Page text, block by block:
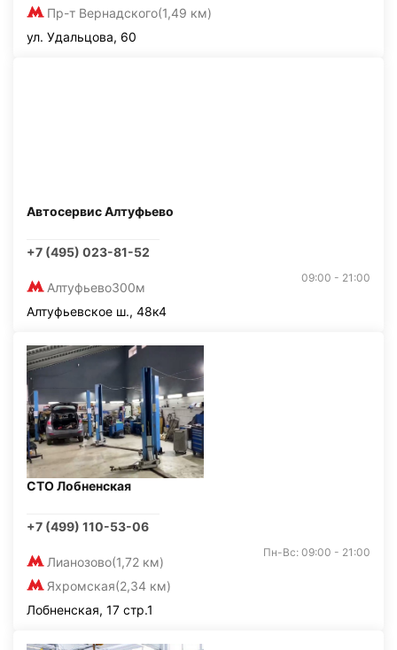
Пр-т Вернадского(1,49 км)
ул. Удальцова, 60
Автосервис Алтуфьево
+7 (495) 023-81-52
Алтуфьево300м
09:00 - 21:00
Алтуфьевское ш., 48к4
СТО Лобненская
+7 (499) 110-53-06
Лианозово(1,72 км)
Яхромская(2,34 км)
Пн-Вс: 09:00 - 21:00
Лобненская, 17 стр.1